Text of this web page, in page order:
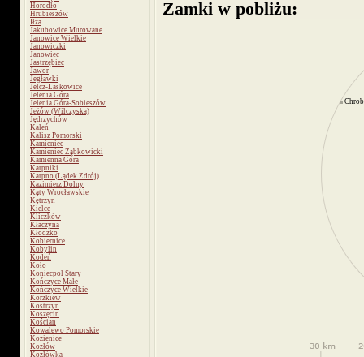
Horodło
Hrubieszów
Iłża
Jakubowice Murowane
Janowice Wielkie
Janowiczki
Janowiec
Jastrzębiec
Jawor
Jegławki
Jelcz-Laskowice
Jelenia Góra
Jelenia Góra-Sobieszów
Jeżów (Wilczyska)
Jędrzychów
Kaleń
Kalisz Pomorski
Kamieniec
Kamieniec Ząbkowicki
Kamienna Góra
Karpniki
Karpno (Lądek Zdrój)
Kazimierz Dolny
Kąty Wrocławskie
Kętrzyn
Kielce
Kliczków
Kłaczyna
Kłodzko
Kobiernice
Kobylin
Kodeń
Koło
Koniecpol Stary
Kończyce Małe
Kończyce Wielkie
Korzkiew
Kostrzyn
Koszęcin
Kościan
Kowalewo Pomorskie
Kozienice
Kozłów
Kozłówka
Zamki w pobliżu: